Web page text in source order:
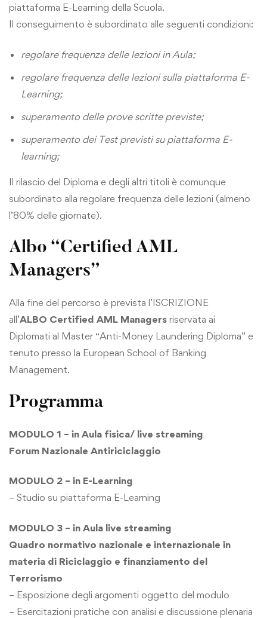
piattaforma E-Learning della Scuola.
Il conseguimento è subordinato alle seguenti condizioni:
regolare frequenza delle lezioni in Aula;
regolare frequenza delle lezioni sulla piattaforma E-
Learning;
superamento delle prove scritte previste;
superamento dei Test previsti su piattaforma E-
learning;
Il rilascio del Diploma e degli altri titoli è comunque
subordinato alla regolare frequenza delle lezioni (almeno
l’80% delle giornate).
Albo “Certified AML
Managers”
Alla fine del percorso è prevista l’ISCRIZIONE
all’ALBO Certified AML Managers riservata ai
Diplomati al Master “Anti-Money Laundering Diploma” e
tenuto presso la European School of Banking
Management.
Programma
MODULO 1 – in Aula fisica/ live streaming
Forum Nazionale Antiriciclaggio
MODULO 2 – in E-Learning
– Studio su piattaforma E-Learning
MODULO 3 – in Aula live streaming
Quadro normativo nazionale e internazionale in
materia di Riciclaggio e finanziamento del
Terrorismo
– Esposizione degli argomenti oggetto del modulo
– Esercitazioni pratiche con analisi e discussione plenaria